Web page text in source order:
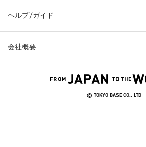
ヘルプ/ガイド
会社概要
© TOKYO BASE CO., LTD